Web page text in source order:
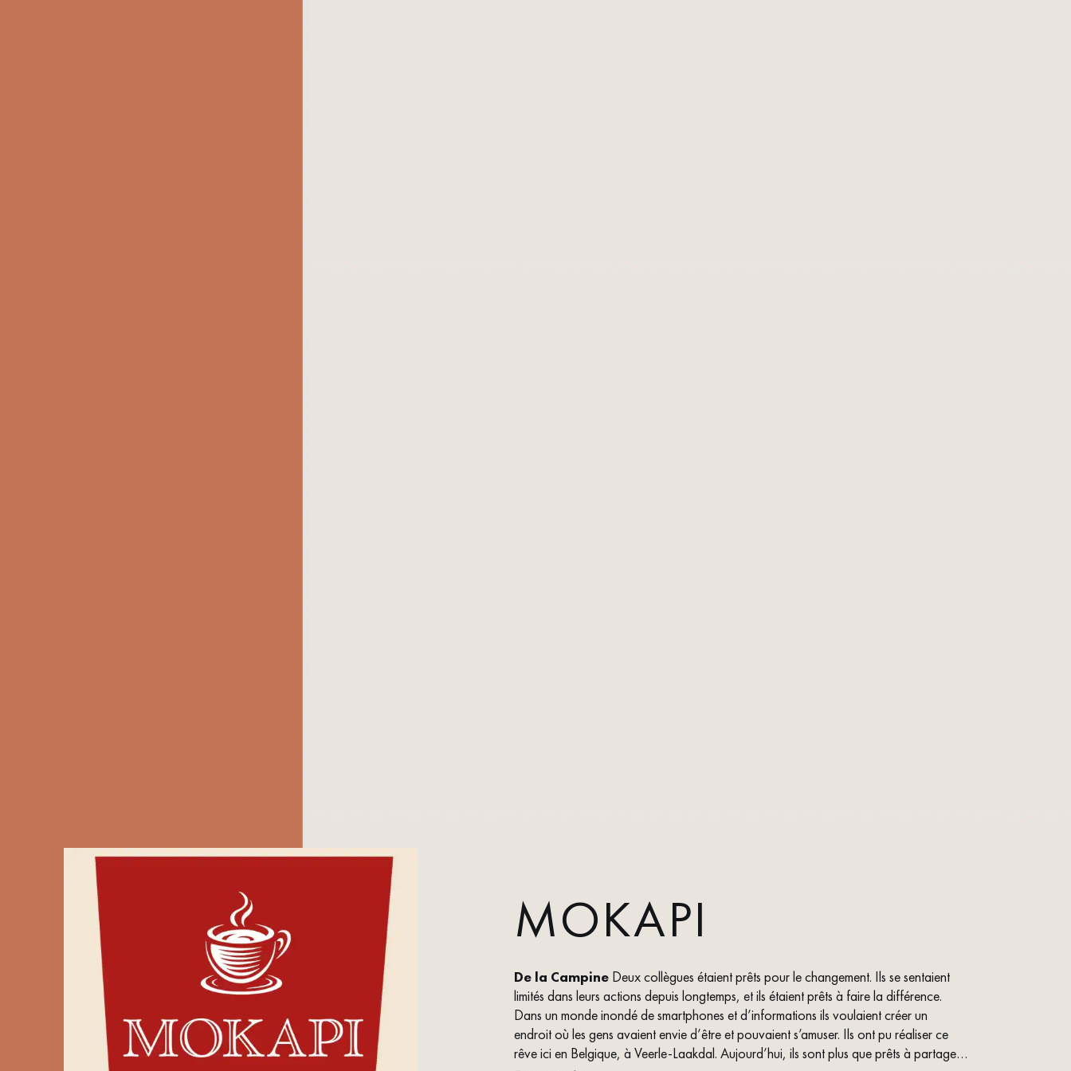
MOKAPI
De la CampineDeux collègues étaient prêts pour le changement. Ils se sentaient
limités dans leurs actions depuis longtemps, et ils étaient prêts à faire la différence.
Dans un monde inondé de smartphones et d’informations ils voulaient créer un
endroit où les gens avaient envie d’être et pouvaient s’amuser. Ils ont pu réaliser ce
rêve ici en Belgique, à Veerle-Laakdal. Aujourd’hui, ils sont plus que prêts à partager